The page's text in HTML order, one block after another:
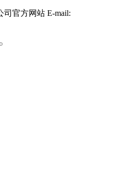
官方网站 E-mail: